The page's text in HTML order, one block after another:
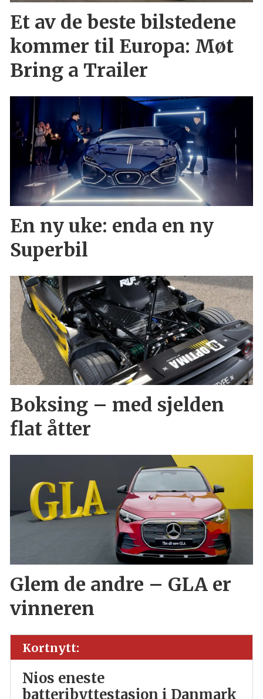
Et av de beste bilstedene
kommer til Europa: Møt
Bring a Trailer
En ny uke: enda en ny
Superbil
Boksing – med sjelden
flat åtter
Glem de andre – GLA er
vinneren
Kortnytt:
Nios eneste
batteribyttestasjon i Danmark